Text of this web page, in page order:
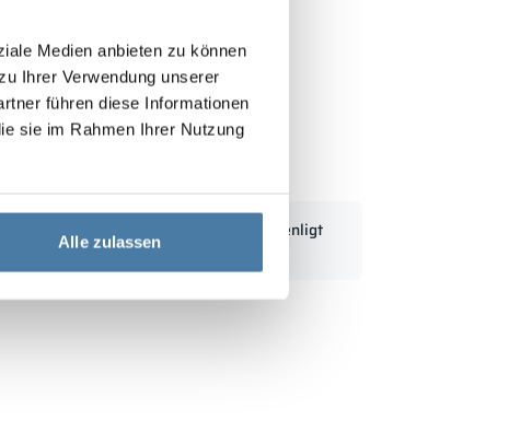
Medien anbieten zu können
Ihrer Verwendung unserer
führen diese Informationen
sie im Rahmen Ihrer Nutzung
Alle zulassen
klädskåp 1200/1800 - 18342
Standardmått kan modifieras enligt
kundens behov